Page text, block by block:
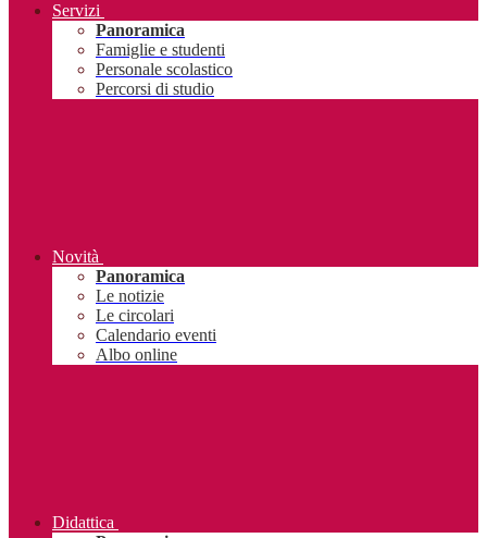
Servizi
Panoramica
Famiglie e studenti
Personale scolastico
Percorsi di studio
Novità
Panoramica
Le notizie
Le circolari
Calendario eventi
Albo online
Didattica